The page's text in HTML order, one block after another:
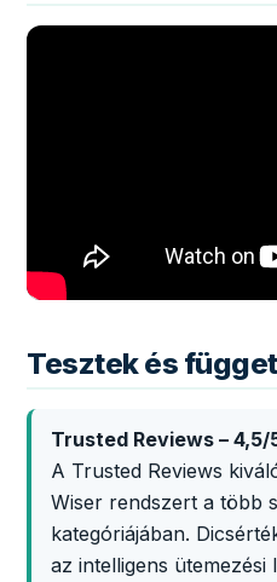
Tesztek és
Trusted Reviews –
A Trusted Reviews
Wiser rendszert a több
kategóriájában.
az intelligens ütemezési